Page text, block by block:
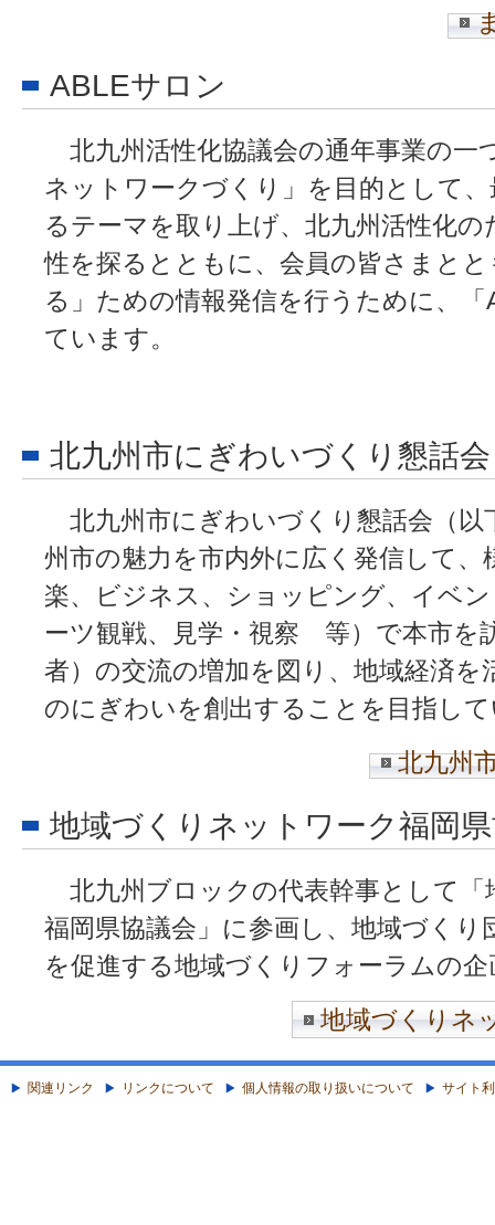
ABLEサロン
北九州活性化協議会の通年事業の一
ネットワークづくり」を目的として
るテーマを取り上げ、北九州活性化
性を探るとともに、会員の皆さまと
る」ための情報発信を行うために、
ています。
北九州市にぎわいづくり懇話
北九州市にぎわいづくり懇話会（以
州市の魅力を市内外に広く発信して、
楽、ビジネス、ショッピング、イベ
ーツ観戦、見学・視察 等）で本市を
者）の交流の増加を図り、地域経済
のにぎわいを創出することを目指し
北九州
地域づくりネットワーク福岡
北九州ブロックの代表幹事として「
福岡県協議会」に参画し、地域づくり
を促進する地域づくりフォーラムの
地域づくりネ
関連リンク リンクについて 個人情報の取り扱いについて サイト